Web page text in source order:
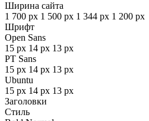
Ширина сайта
1 700 px 1 500 px 1 344 px 1 200 px
Шрифт
Open Sans
15 px 14 px 13 px
PT Sans
15 px 14 px 13 px
Ubuntu
15 px 14 px 13 px
Заголовки
Стиль